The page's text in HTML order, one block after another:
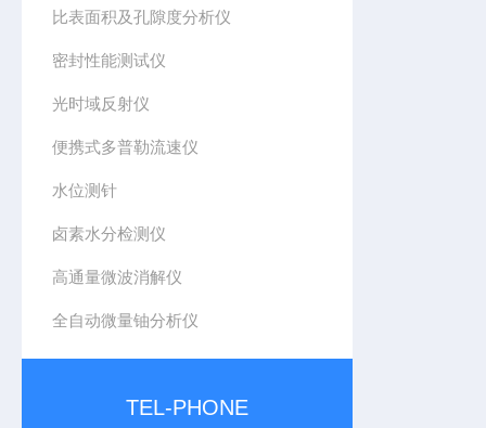
比表面积及孔隙度分析仪
密封性能测试仪
光时域反射仪
便携式多普勒流速仪
水位测针
卤素水分检测仪
高通量微波消解仪
全自动微量铀分析仪
TEL-PHONE